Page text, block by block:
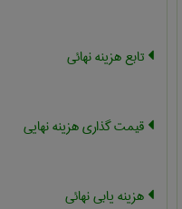
تابع هزینه نهائی
قیمت گذاری هزینه نهایی
هزینه یابی نهائی